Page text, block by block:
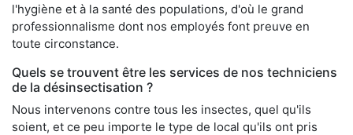
l'hygiène et à la santé des populations, d'où le grand
professionnalisme dont nos employés font preuve en
toute circonstance.
Quels se trouvent être les services de nos techniciens
de la désinsectisation ?
Nous intervenons contre tous les insectes, quel qu'ils
soient, et ce peu importe le type de local qu'ils ont pris